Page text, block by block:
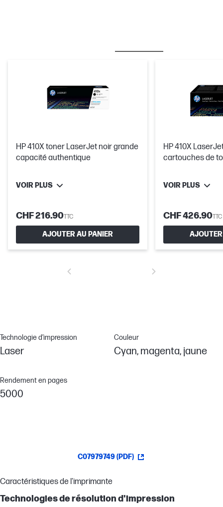
HP 410X toner LaserJet noir grande
capacité authentique
VOIR PLUS
CHF 216.90TTC
AJOUTER AU PANIER
HP 410X
cartouches de
VOIR PLUS
CHF 426.90TTC
Technologie d’impression
Laser
Couleur
Cyan, magenta, jaune
Rendement en pages
5000
C07979749 (PDF)
Caractéristiques de l'imprimante
Technologies de résolution d'impression